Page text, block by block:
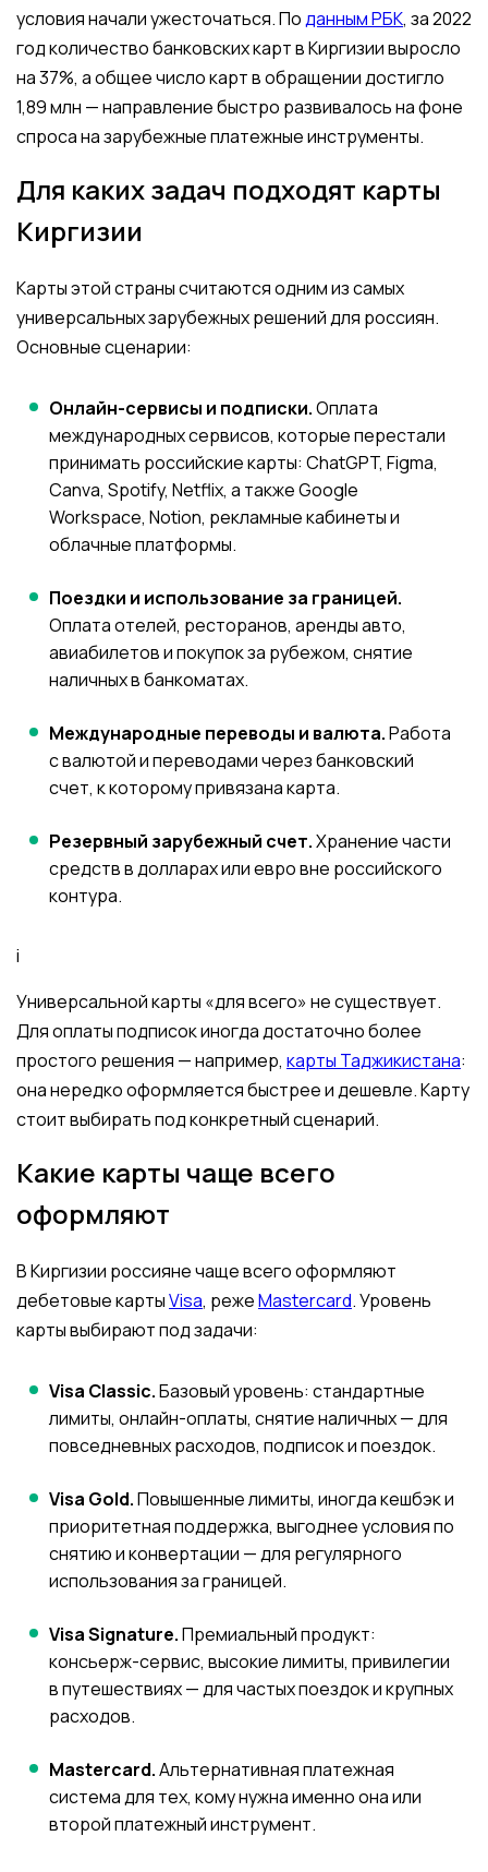
условия начали ужесточаться. Поданным РБК, за 2022
год количество банковских карт в Киргизии выросло
на 37%, а общее число карт в обращении достигло
1,89 млн — направление быстро развивалось на фоне
спроса на зарубежные платежные инструменты.
Для каких задач подходят карты
Киргизии
Карты этой страны считаются одним из самых
универсальных зарубежных решений для россиян.
Основные сценарии:
Онлайн-сервисы и подписки.Оплата
международных сервисов, которые перестали
принимать российские карты: ChatGPT, Figma,
Canva, Spotify, Netflix, а также Google
Workspace, Notion, рекламные кабинеты и
облачные платформы.
Поездки и использование за границей.
Оплата отелей, ресторанов, аренды авто,
авиабилетов и покупок за рубежом, снятие
наличных в банкоматах.
Международные переводы и валюта.Работа
с валютой и переводами через банковский
счет, к которому привязана карта.
Резервный зарубежный счет.Хранение части
средств в долларах или евро вне российского
контура.
i
Универсальной карты «для всего» не существует.
Для оплаты подписок иногда достаточно более
простого решения — например, карты Таджикистана:
она нередко оформляется быстрее и дешевле. Карту
стоит выбирать под конкретный сценарий.
Какие карты чаще всего
оформляют
В Киргизии россияне чаще всего оформляют
дебетовые картыVisa, режеMastercard. Уровень
карты выбирают под задачи:
Visa Classic.Базовый уровень: стандартные
лимиты, онлайн-оплаты, снятие наличных — для
повседневных расходов, подписок и поездок.
Visa Gold.Повышенные лимиты, иногда кешбэк и
приоритетная поддержка, выгоднее условия по
снятию и конвертации — для регулярного
использования за границей.
Visa Signature.Премиальный продукт:
консьерж-сервис, высокие лимиты, привилегии
в путешествиях — для частых поездок и крупных
расходов.
Mastercard.Альтернативная платежная
система для тех, кому нужна именно она или
второй платежный инструмент.